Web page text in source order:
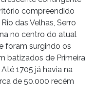
compreendido
das Velhas, Serro
no centro do atual
foram surgindo os
batizados de Primeira
1705 já havia na
de 50.000 recém